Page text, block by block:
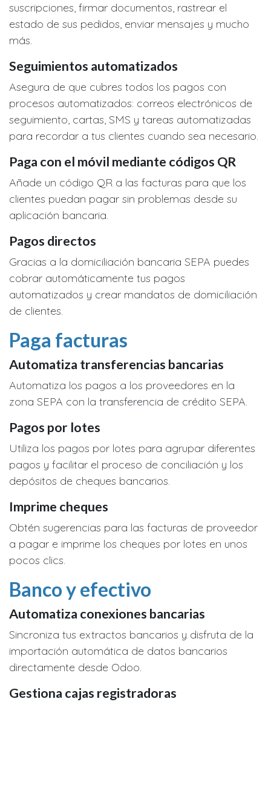
suscripciones, firmar documentos, rastrear el
estado de sus pedidos, enviar mensajes y mucho
más.
Seguimientos automatizados
Asegura de que cubres todos los pagos con
procesos automatizados: correos electrónicos de
seguimiento, cartas, SMS y tareas automatizadas
para recordar a tus clientes cuando sea necesario.
Paga con el móvil mediante códigos QR
Añade un código QR a las facturas para que los
clientes puedan pagar sin problemas desde su
aplicación bancaria.
Pagos directos
Gracias a la domiciliación bancaria SEPA puedes
cobrar automáticamente tus pagos
automatizados y crear mandatos de domiciliación
de clientes.
Paga facturas
Automatiza transferencias bancarias
Automatiza los pagos a los proveedores en la
zona SEPA con la transferencia de crédito SEPA.
Pagos por lotes
Utiliza los pagos por lotes para agrupar diferentes
pagos y facilitar el proceso de conciliación y los
depósitos de cheques bancarios.
Imprime cheques
Obtén sugerencias para las facturas de proveedor
a pagar e imprime los cheques por lotes en unos
pocos clics.
Banco y efectivo
Automatiza conexiones bancarias
Sincroniza tus extractos bancarios y disfruta de la
importación automática de datos bancarios
directamente desde Odoo.
Gestiona cajas registradoras